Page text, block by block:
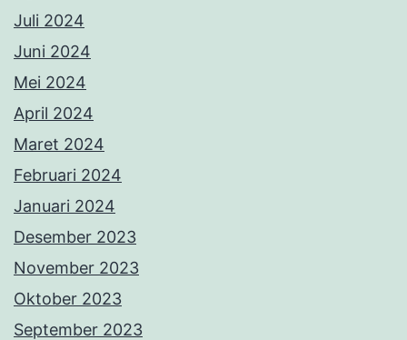
Juli 2024
Juni 2024
Mei 2024
April 2024
Maret 2024
Februari 2024
Januari 2024
Desember 2023
November 2023
Oktober 2023
September 2023